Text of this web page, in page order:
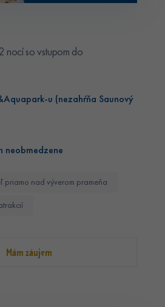
nocí so vstupom do
u (nezahŕňa Saunový
neobmedzene
priamo nad výverom prameňa
Mám záujem